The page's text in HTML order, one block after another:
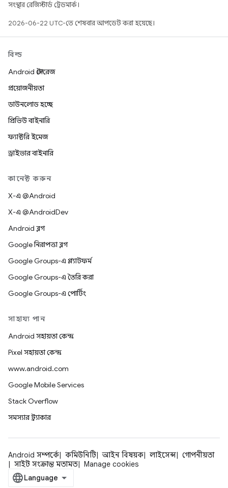
সংস্থার রেজিস্টার্ড ট্রেডমার্ক।
2026-06-22 UTC-তে শেষবার আপডেট করা হয়েছে।
বিল্ড
Android স্টোরেজ
প্রয়োজনীয়তা
ডাউনলোড হচ্ছে
প্রিভিউ বাইনারি
ফ্যাক্টরি ইমেজ
ড্রাইভার বাইনারি
কানেক্ট করুন
X-এ @Android
X-এ @AndroidDev
Android ব্লগ
Google নিরাপত্তা ব্লগ
Google Groups-এ প্ল্যাটফর্ম
Google Groups-এ তৈরি করা
Google Groups-এ পোর্টিং
সাহায্য পান
Android সহায়তা কেন্দ্র
Pixel সহায়তা কেন্দ্র
www.android.com
Google Mobile Services
Stack Overflow
সমস্যার ট্র্যাকার
Android সম্পর্কে কমিউনিটি আইন বিষয়ক লাইসেন্স
গোপনীয়তা
সাইট সংক্রান্ত মতামত
Manage cookies